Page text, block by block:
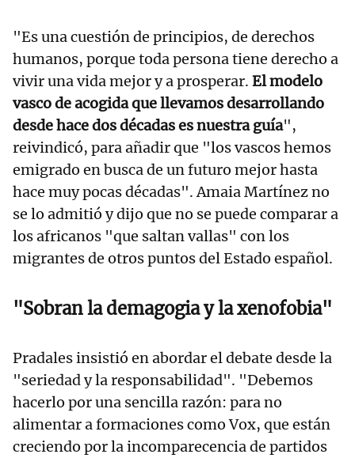
"Es una cuestión de principios, de derechos
humanos, porque toda persona tiene derecho a
vivir una vida mejor y a prosperar. El modelo
vasco de acogida que llevamos desarrollando
desde hace dos décadas es nuestra guía",
reivindicó, para añadir que "los vascos hemos
emigrado en busca de un futuro mejor hasta
hace muy pocas décadas". Amaia Martínez no
se lo admitió y dijo que no se puede comparar a
los africanos "que saltan vallas" con los
migrantes de otros puntos del Estado español.
"Sobran la demagogia y la xenofobia"
Pradales insistió en abordar el debate desde la
"seriedad y la responsabilidad". "Debemos
hacerlo por una sencilla razón: para no
alimentar a formaciones como Vox, que están
creciendo por la incomparecencia de partidos